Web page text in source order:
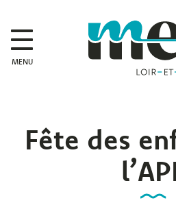
MENU
Fête des